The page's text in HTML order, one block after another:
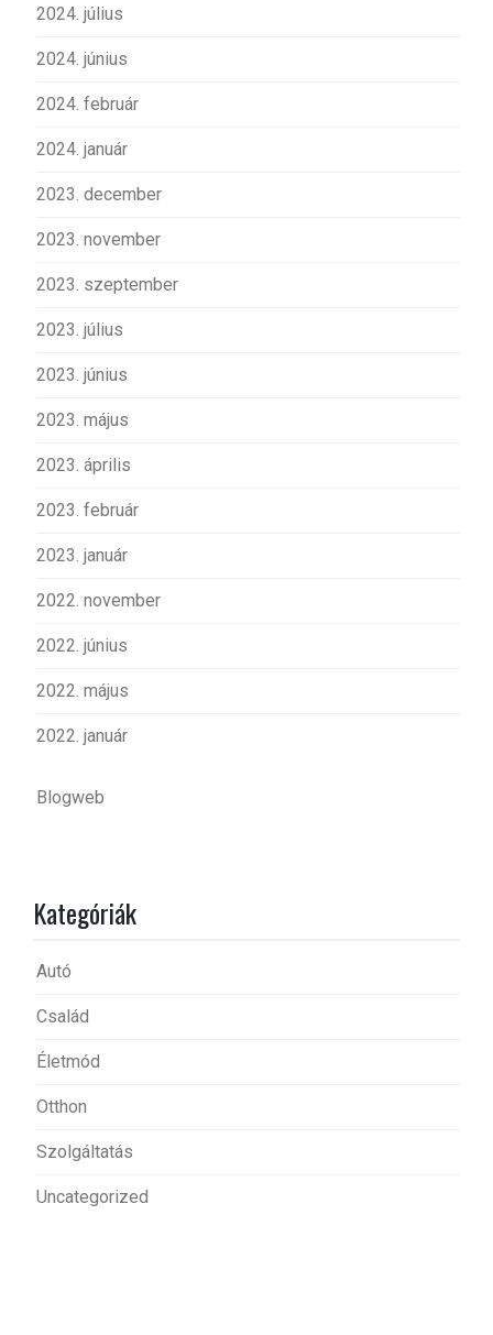
2024. július
2024. június
2024. február
2024. január
2023. december
2023. november
2023. szeptember
2023. július
2023. június
2023. május
2023. április
2023. február
2023. január
2022. november
2022. június
2022. május
2022. január
Blogweb
Kategóriák
Autó
Család
Életmód
Otthon
Szolgáltatás
Uncategorized